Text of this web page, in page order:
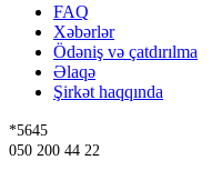
FAQ
Xəbərlər
Ödəniş və çatdırılma
Əlaqə
Şirkət haqqında
*5645
050 200 44 22